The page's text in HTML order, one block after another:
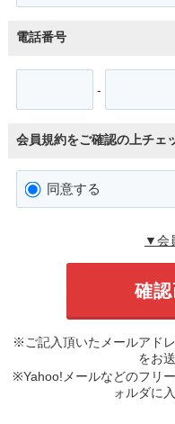
電話番号
-
会員規約をご確認の上チェ
同意する
▼会
※ご記入頂いたメールアド
をお
※Yahoo!メールなどのフリ
ォルダに